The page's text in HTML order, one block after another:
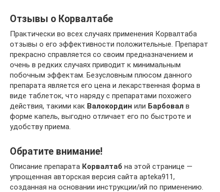
Отзывы о Корвалтабе
Практически во всех случаях применения Корвалтаба
отзывы о его эффективности положительные. Препарат
прекрасно справляется со своим предназначением и
очень в редких случаях приводит к минимальным
побочным эффектам. Безусловным плюсом данного
препарата является его цена и лекарственная форма в
виде таблеток, что наряду с препаратами похожего
действия, такими как Валокордин или Барбовал в
форме капель, выгодно отличает его по быстроте и
удобству приема.
Обратите внимание!
Описание препарата Корвалтаб на этой странице —
упрощенная авторская версия сайта apteka911,
созданная на основании инструкции/ий по применению.